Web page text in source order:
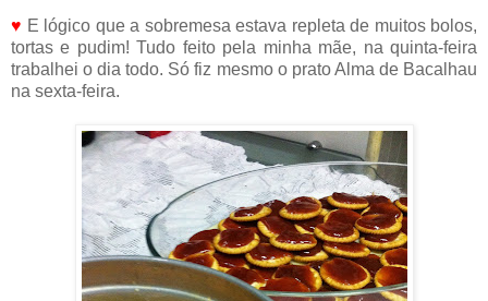
♥ E lógico que a sobremesa estava repleta de muitos bolos,
tortas e pudim! Tudo feito pela minha mãe, na quinta-feira
trabalhei o dia todo. Só fiz mesmo o prato Alma de Bacalhau
na sexta-feira.